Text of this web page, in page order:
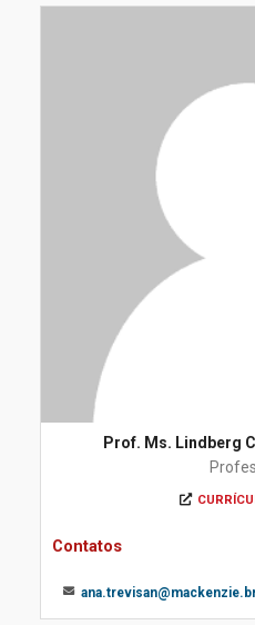
Prof. Ms. Lindberg
Contatos